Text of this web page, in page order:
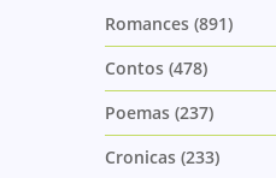
Romances (891)
Contos (478)
Poemas (237)
Cronicas (233)